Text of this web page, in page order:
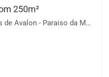
250m²
- Paraiso da Montanha, Piracaia-SP